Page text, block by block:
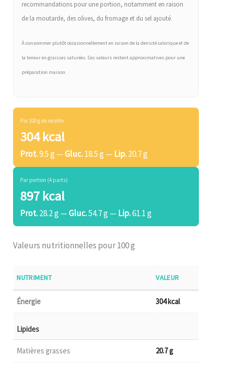
recommandations pour une portion, notamment en raison
de la moutarde, des olives, du fromage et du sel ajouté.
À consommer plutôt occasionnellement en raison de la densité calorique et de
la teneur en graisses saturées. Ces valeurs restent approximatives pour une
préparation maison.
Par 100 g de recette
304 kcal
Prot.9.5 g —Gluc.18.5 g — Lip.20.7 g
Par portion (4 parts)
897 kcal
Prot.28.2 g —Gluc.54.7 g — Lip.61.1 g
Valeurs nutritionnelles pour 100 g
NUTRIMENT VALEUR
Énergie 304 kcal
Lipides
Matières grasses 20.7 g